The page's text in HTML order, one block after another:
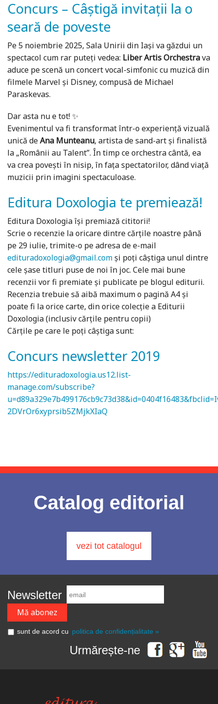
Concurs – Câștigă invitații la o
seară de poveste
Pe 5 noiembrie 2025, Sala Unirii din Iași va găzdui un
spectacol cum rar puteți vedea: Liber Artis Orchestrava
aduce pe scenă un concert vocal-simfonic cu muzică din
filmele Marvel și Disney, compusă de Michael
Paraskevas.
Dar asta nu e tot! ✨
Evenimentul va fi transformat într-o experiență vizuală
unică deAna Munteanu, artista de sand-art și finalistă
la „Românii au Talent”. În timp ce orchestra cântă, ea
va crea povești în nisip, în fața spectatorilor, dând viață
muzicii prin imagini spectaculoase.
Editura Doxologia te premiează!
Editura Doxologia își premiază cititorii!
Scrie o recenzie la oricare dintre cărțile noastre până
pe 29 iulie, trimite-o pe adresa de e-mail
edituradoxologia@gmail.comși poți câștiga unul dintre
cele șase titluri puse de noi în joc. Cele mai bune
recenzii vor fi premiate și publicate pe blogul editurii.
Recenzia trebuie să aibă maximum o pagină A4 și
poate fi la orice carte, din orice colecție a Editurii
Doxologia (inclusiv cărțile pentru copii)
Cărțile pe care le poți câștiga sunt:
Concurs newsletter 2019
https://edituradoxologia.us12.list-
manage.com/subscribe?
2DVrOr6xyprsib5ZMjkXIaQ
Catalog editorial
vezi tot catalogul
Newsletter
sunt de acord cu politica de confidențialitate »
Urmărește-ne